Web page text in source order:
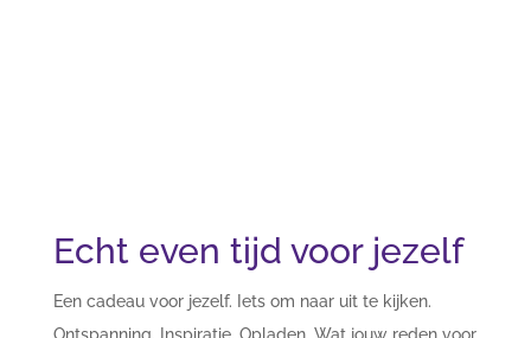
Echt even tijd voor jezelf
Een cadeau voor jezelf. Iets om naar uit te kijken.
Ontspanning. Inspiratie. Opladen. Wat jouw reden voor